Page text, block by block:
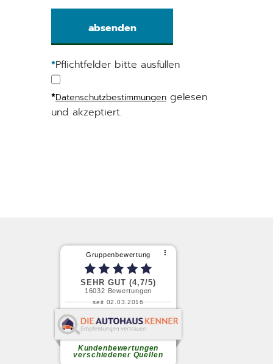
*Pflichtfelder bitte ausfüllen
*Datenschutzbestimmungen gelesen
und akzeptiert.